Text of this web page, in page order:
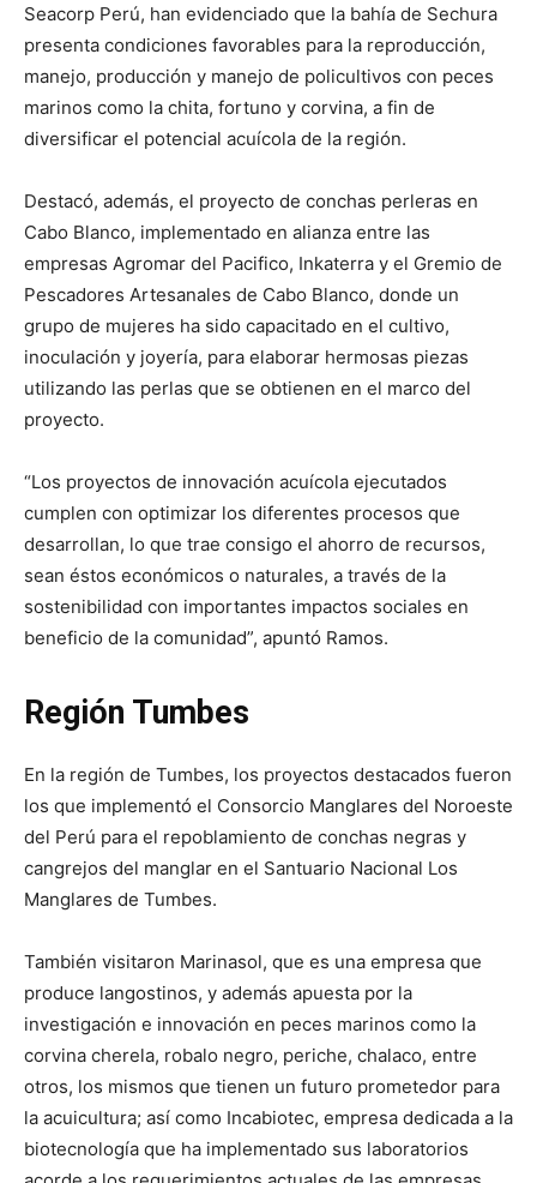
Seacorp Perú, han evidenciado que la bahía de Sechura
presenta condiciones favorables para la reproducción,
manejo, producción y manejo de policultivos con peces
marinos como la chita, fortuno y corvina, a fin de
diversificar el potencial acuícola de la región.
Destacó, además, el proyecto de conchas perleras en
Cabo Blanco, implementado en alianza entre las
empresas Agromar del Pacifico, Inkaterra y el Gremio de
Pescadores Artesanales de Cabo Blanco, donde un
grupo de mujeres ha sido capacitado en el cultivo,
inoculación y joyería, para elaborar hermosas piezas
utilizando las perlas que se obtienen en el marco del
proyecto.
“Los proyectos de innovación acuícola ejecutados
cumplen con optimizar los diferentes procesos que
desarrollan, lo que trae consigo el ahorro de recursos,
sean éstos económicos o naturales, a través de la
sostenibilidad con importantes impactos sociales en
beneficio de la comunidad”, apuntó Ramos.
Región Tumbes
En la región de Tumbes, los proyectos destacados fueron
los que implementó el Consorcio Manglares del Noroeste
del Perú para el repoblamiento de conchas negras y
cangrejos del manglar en el Santuario Nacional Los
Manglares de Tumbes.
También visitaron Marinasol, que es una empresa que
produce langostinos, y además apuesta por la
investigación e innovación en peces marinos como la
corvina cherela, robalo negro, periche, chalaco, entre
otros, los mismos que tienen un futuro prometedor para
la acuicultura; así como Incabiotec, empresa dedicada a la
biotecnología que ha implementado sus laboratorios